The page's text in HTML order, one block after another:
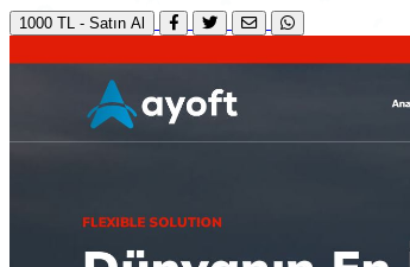
1000 TL - Satın Al